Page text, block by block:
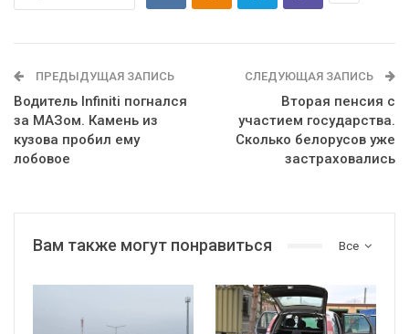
ПРЕДЫДУЩАЯ ЗАПИСЬ
Водитель Infiniti погнался
за МАЗом. Камень из
кузова пробил ему
лобовое
СЛЕДУЮЩАЯ ЗАПИСЬ
Вторая пенсия с
участием государства.
Сколько белорусов уже
застраховались
Все
Вам также могут понравиться